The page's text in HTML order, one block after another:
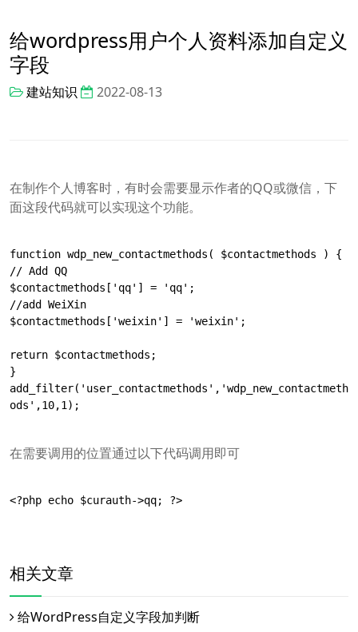
给wordpress用户个人资料添加自定义
字段
建站知识 2022-08-13
在制作个人博客时，有时会需要显示作者的QQ或微信，下
面这段代码就可以实现这个功能。
function wdp_new_contactmethods( $contactmethods ) {
// Add QQ
$contactmethods['qq'] = 'qq';
//add WeiXin
$contactmethods['weixin'] = 'weixin';
return $contactmethods;
}
add_filter('user_contactmethods','wdp_new_contactmeth
ods',10,1);
在需要调用的位置通过以下代码调用即可
<?php echo $curauth->qq; ?>
相关文章
给WordPress自定义字段加判断